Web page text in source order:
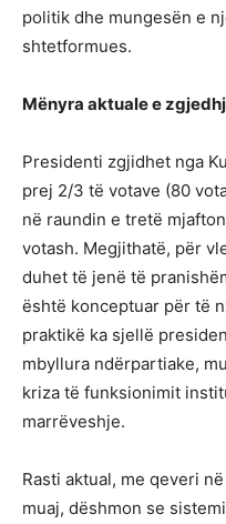
politik dhe mungesën e
shtetformues.
Mënyra aktuale e
Presidenti zgjidhet nga
prej 2/3 të votave (80
në raundin e tretë
votash. Megjithatë, për
duhet të jenë të
është konceptuar për të
praktikë ka sjellë
mbyllura ndërpartiake,
kriza të funksionimit
marrëveshje.
Rasti aktual, me qeveri
muaj, dëshmon se